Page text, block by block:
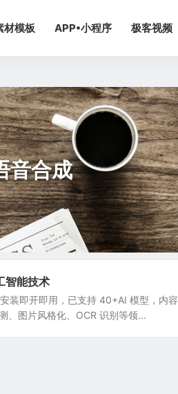
材模板 APP•小程序 极客视频
音合成
智能技术
装即开即用，已支持 40+AI 模型，内容
、图片风格化、OCR 识别等领...